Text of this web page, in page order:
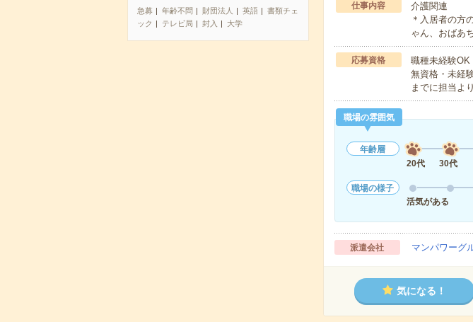
急募 年齢不問 財団法人 英語
書類チェ
ック
テレビ局 封入 大学
仕事内容
介護関連
＊入居者の方
ゃん、おばあ
応募資格
職種未経験
無資格・未経
までに担当よ
職場の雰囲気
年齢層
20代
30代
職場の様子
活気がある
派遣会社 マンパワーグ
気になる！